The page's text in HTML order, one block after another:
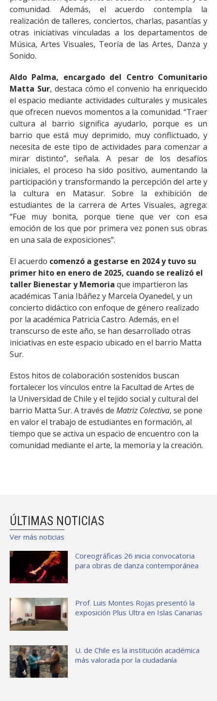
comunidad. Además, el acuerdo contempla la
realización de talleres, conciertos, charlas, pasantías y
otras iniciativas vinculadas a los departamentos de
Música, Artes Visuales, Teoría de las Artes, Danza y
Sonido.
Aldo Palma, encargado del Centro Comunitario
Matta Sur, destaca cómo el convenio ha enriquecido
el espacio mediante actividades culturales y musicales
que ofrecen nuevos momentos a la comunidad. “Traer
cultura al barrio significa ayudarlo, porque es un
barrio que está muy deprimido, muy conflictuado, y
necesita de este tipo de actividades para comenzar a
mirar distinto”, señala. A pesar de los desafíos
iniciales, el proceso ha sido positivo, aumentando la
participación y transformando la percepción del arte y
la cultura en Matasur. Sobre la exhibición de
estudiantes de la carrera de Artes Visuales, agrega:
“Fue muy bonita, porque tiene que ver con esa
emoción de los que por primera vez ponen sus obras
en una sala de exposiciones”.
El acuerdo comenzó a gestarse en 2024 y tuvo su
primer hito en enero de 2025, cuando se realizó el
taller Bienestar y Memoria que impartieron las
académicas Tania Ibáñez y Marcela Oyanedel, y un
concierto didáctico con enfoque de género realizado
por la académica Patricia Castro. Además, en el
transcurso de este año, se han desarrollado otras
iniciativas en este espacio ubicado en el barrio Matta
Sur.
Estos hitos de colaboración sostenidos buscan
fortalecer los vínculos entre la Facultad de Artes de
la Universidad de Chile y el tejido social y cultural del
barrio Matta Sur. A través de Matriz Colectiva, se pone
en valor el trabajo de estudiantes en formación, al
tiempo que se activa un espacio de encuentro con la
comunidad mediante el arte, la memoria y la creación.
ÚLTIMAS NOTICIAS
Ver más noticias
Coreográficas 26 inicia convocatoria
para obras de danza contemporánea
Prof. Luis Montes Rojas presentó la
exposición Plus Ultra en Islas Canarias
U. de Chile es la institución académica
más valorada por la ciudadanía